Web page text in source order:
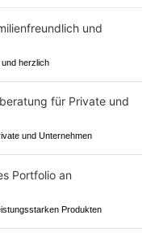
herzlich
und Unternehmen
Produkten